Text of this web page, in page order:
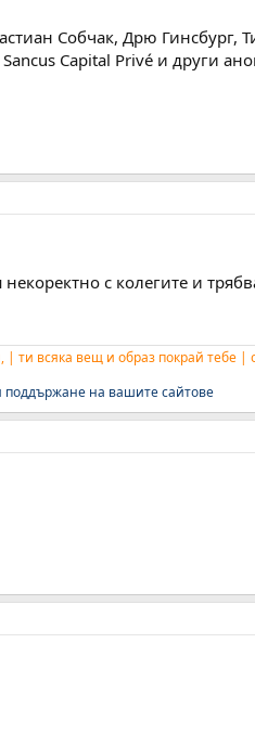
Собчак, Дрю
Capital Privé и други
с колегите и
ти всяка вещ и образ покрай тебе |
поддържане на вашите сайтове